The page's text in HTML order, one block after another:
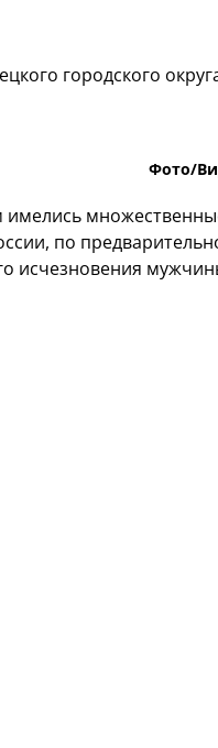
городского
Фото/
имелись
по
исчезновения